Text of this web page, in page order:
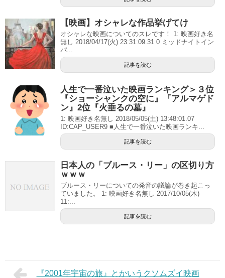
【映画】オシャレな作品挙げてけ
オシャレな映画についてのスレです！ 1: 映画好き名
無し 2018/04/17(火) 23:31:09.31 0 ミッドナイトイン
パ...
記事を読む
人生で一番泣いた映画ランキング＞３位
『ショーシャンクの空に』『アルマゲド
ン』2位『火垂るの墓』
1: 映画好き名無し 2018/05/05(土) 13:48:01.07
ID:CAP_USER9 ■人生で一番泣いた映画ランキ...
記事を読む
日本人の「ブルース・リー」の区切り方
ｗｗｗ
ブルース・リーについての発音の議論が巻き起こっ
ていました。 1: 映画好き名無し 2017/10/05(木)
11:...
記事を読む
『2001年宇宙の旅』とかいうクソムズイ映画